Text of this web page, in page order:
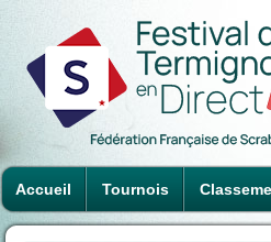
Accueil Tournois